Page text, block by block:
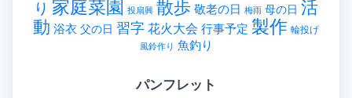
り 家庭菜園 投扇興 散歩敬老の日 梅雨 母の日 活
動 浴衣 父の日 習字花火大会 行事予定 製作 輪投げ
風鈴作り 魚釣り
パンフレット